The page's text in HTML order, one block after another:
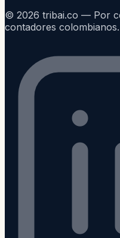
© 2026 tribai.co — Por
contadores colombianos.